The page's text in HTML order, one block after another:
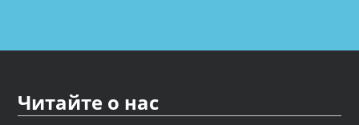
Читайте о нас